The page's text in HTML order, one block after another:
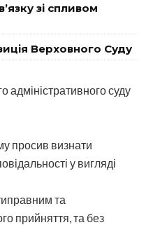
зі спливом
Верховного Суду
адміністративного суду
просив визнати
у вигляді
та
прийняття, та без